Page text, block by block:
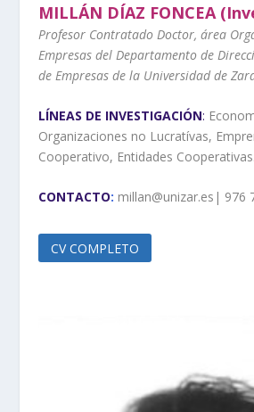
MILLÁN DÍAZ FONCEA
Profesor Contratado Doctor, área
Empresas del Departamento de
de Empresas de la Universidad de
LÍNEAS DE INVESTIGACIÓN:
Organizaciones no Lucratívas,
Cooperativo, Entidades Cooperativas.
CONTACTO: millan@unizar.es| 976
CV COMPLETO